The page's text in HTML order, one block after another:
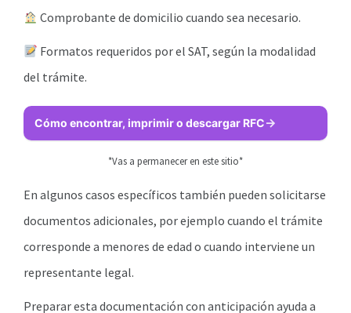
Comprobante de domicilio cuando sea necesario.
Formatos requeridos por el SAT, según la modalidad
del trámite.
Cómo encontrar, imprimir o descargar RFC
*Vas a permanecer en este sitio*
En algunos casos específicos también pueden solicitarse
documentos adicionales, por ejemplo cuando el trámite
corresponde a menores de edad o cuando interviene un
representante legal.
Preparar esta documentación con anticipación ayuda a